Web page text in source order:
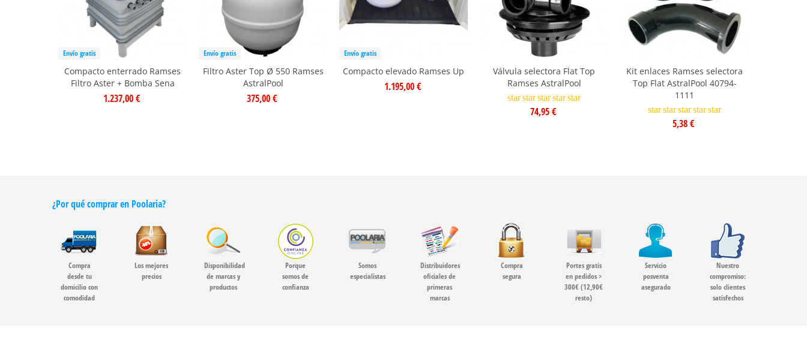
Envío gratis
Compacto enterrado Ramses
Filtro Aster + Bomba Sena
1.237,00 €
Envío gratis
Filtro Aster Top Ø 550 Ramses
AstralPool
375,00 €
Envío gratis
Compacto elevado Ramses Up
1.195,00 €
Válvula selectora Flat Top
Ramses AstralPool
starstarstarstarstar
74,95 €
Kit enlaces Ramses selectora
Top Flat AstralPool 40794-
1111
starstarstarstarstar
5,38 €
¿Por qué comprar en Poolaria?
Compra
desde tu
domicilio con
comodidad
Los mejores
precios
Disponibilidad
de marcas y
productos
Porque
somos de
confianza
Somos
especialistas
Distribuidores
oficiales de
primeras
marcas
Compra
segura
Portes gratis
en pedidos >
300€ (12,90€
resto)
Servicio
posventa
asegurado
Nuestro
compromiso:
solo clientes
satisfechos